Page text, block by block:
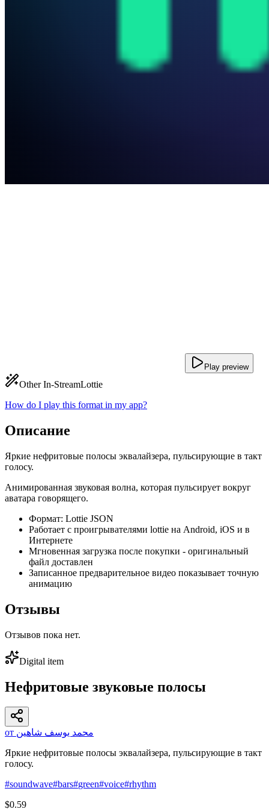
Play preview
Other In-StreamLottie
How do I play this format in my app?
Описание
Яркие нефритовые полосы эквалайзера, пульсирующие в такт
голосу.
Анимированная звуковая волна, которая пульсирует вокруг
аватара говорящего.
Формат: Lottie JSON
Работает с проигрывателями lottie на Android, iOS и в
Интернете
Мгновенная загрузка после покупки - оригинальный
файл доставлен
Записанное предварительное видео показывает точную
анимацию
Отзывы
Отзывов пока нет.
Digital item
Нефритовые звуковые полосы
от محمد يوسف شاهين
Яркие нефритовые полосы эквалайзера, пульсирующие в такт
голосу.
#soundwave#bars#green#voice#rhythm
$0.59